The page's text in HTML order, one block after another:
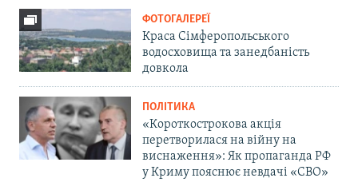
ФОТОГАЛЕРЕЇ
Краса Сімферопольського
водосховища та занедбаність
довкола
ПОЛІТИКА
«Короткострокова акція
перетворилася на війну на
виснаження»: Як пропаганда РФ
у Криму пояснює невдачі «СВО»